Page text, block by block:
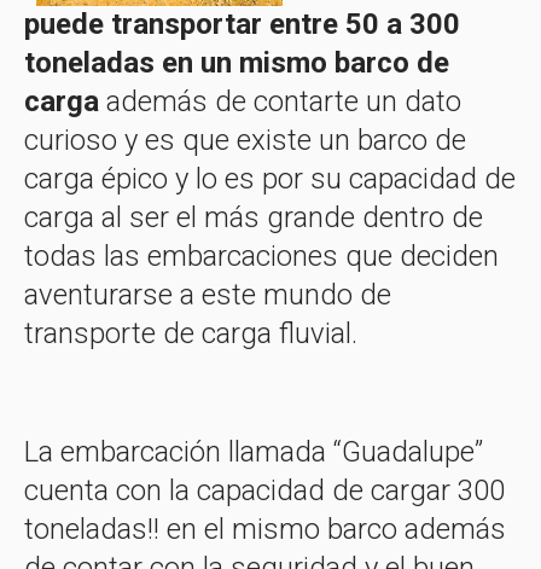
puede transportar entre 50 a 300
toneladas en un mismo barco de
carga además de contarte un dato
curioso y es que existe un barco de
carga épico y lo es por su capacidad de
carga al ser el más grande dentro de
todas las embarcaciones que deciden
aventurarse a este mundo de
transporte de carga fluvial.
La embarcación llamada “Guadalupe”
cuenta con la capacidad de cargar 300
toneladas!! en el mismo barco además